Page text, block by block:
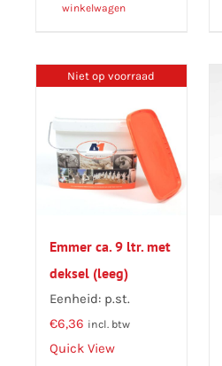
winkelwagen
Niet op voorraad
Emmer ca. 9 ltr. met
deksel (leeg)
Eenheid: p.st.
€6,36 incl. btw
Quick View